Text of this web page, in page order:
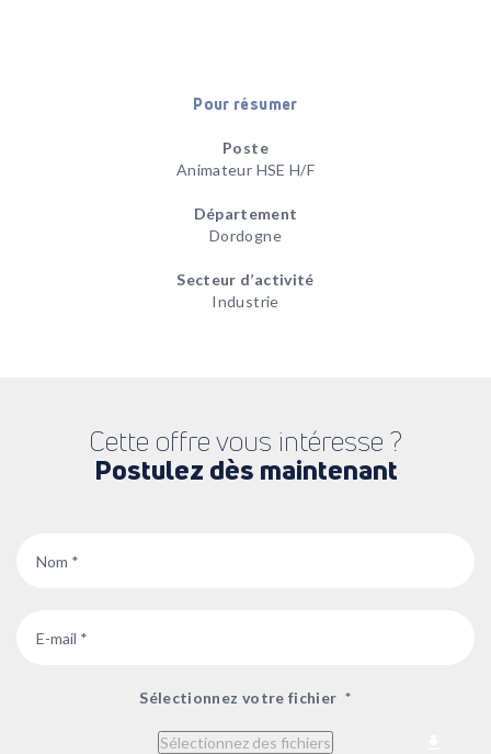
Pour résumer
Poste
Animateur HSE H/F
Département
Dordogne
Secteur d’activité
Industrie
Cette offre vous intéresse ?
Postulez dès maintenant
Sélectionnez votre fichier *
Sélectionnez des fichiers